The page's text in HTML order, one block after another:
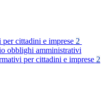
cittadini e imprese 2
obblighi amministrativi
per cittadini e imprese 2